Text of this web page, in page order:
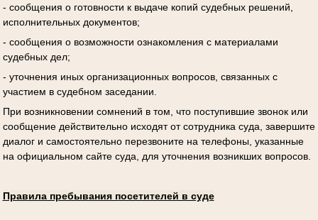
- сообщения о готовности к выдаче копий судебных решений,
исполнительных документов;
- сообщения о возможности ознакомления с материалами
судебных дел;
- уточнения иных организационных вопросов, связанных с
участием в судебном заседании.
При возникновении сомнений в том, что поступившие звонок или
сообщение действительно исходят от сотрудника суда, завершите
диалог и самостоятельно перезвоните на телефоны, указанные
на официальном сайте суда, для уточнения возникших вопросов.
Правила пребывания посетителей в суде